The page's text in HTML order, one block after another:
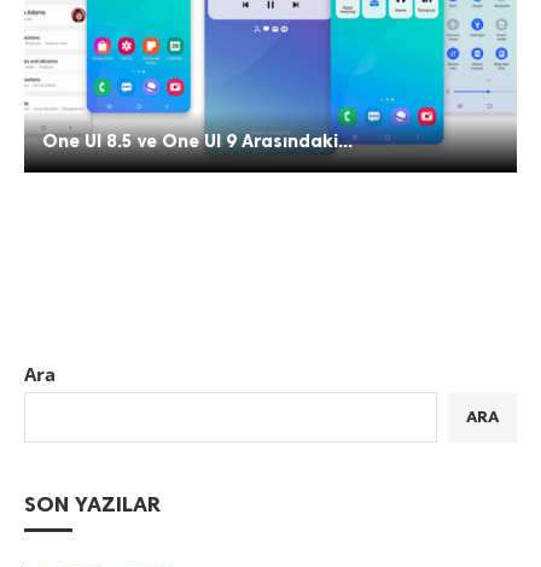
One UI 8.5 ve One UI 9 Arasındaki...
Ara
ARA
SON YAZILAR